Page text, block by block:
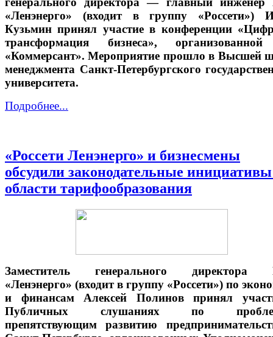
«Ленэнерго» (входит в группу «Россети»)
Кузьмин принял участие в конференции
трансформация бизнеса»,
«Коммерсант». Мероприятие прошло в Высшей
менеджмента Санкт-Петербургского
университета.
Подробнее...
«Россети Ленэнерго» и бизнесмены
обсудили законодательные
области тарифообразования
Заместитель генерального
«Ленэнерго» (входит в группу «Россети») по
и финансам Алексей Полинов принял
Публичных слушаниях по
препятствующим развитию